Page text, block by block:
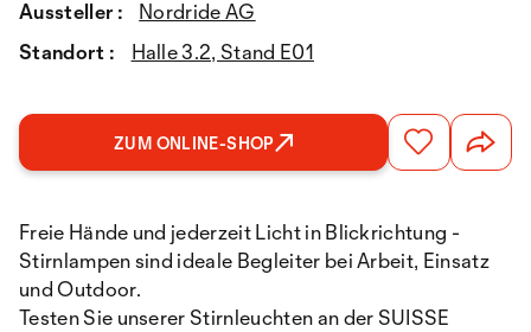
Aussteller :
Nordride AG
Standort :
Halle 3.2, Stand E01
ZUM ONLINE-SHOP
Freie Hände und jederzeit Licht in Blickrichtung -
Stirnlampen sind ideale Begleiter bei Arbeit, Einsatz
und Outdoor.
Testen Sie unserer Stirnleuchten an der SUISSE